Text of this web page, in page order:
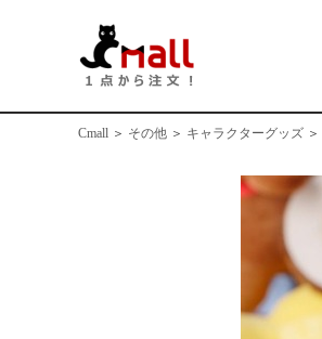
Cmall ＞ その他 ＞ キャラクターグッズ ＞